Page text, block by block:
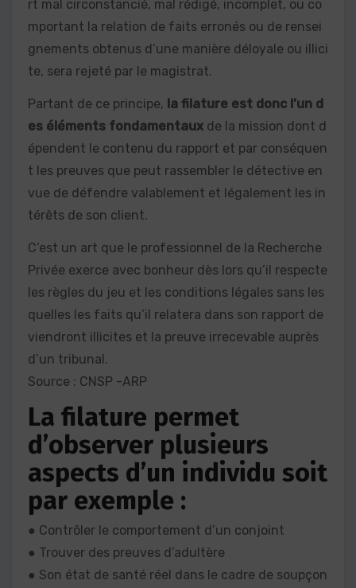
rt mal circonstancié, mal rédigé, incomplet, ou co
mportant la relation de faits erronés ou de rensei
gnements obtenus d’une manière déloyale ou illici
te, sera rejeté par le magistrat.
Partant de ce principe, la filature est donc l’un d
es éléments fondamentaux de la mission dont d
épendent le contenu du rapport et par conséquen
t les preuves que peut rassembler le détective en
vue de défendre valablement et légalement les in
térêts de son client.
C’est un art que le professionnel de la Recherche
Privée exerce avec bonheur dès lors qu’il respecte
les règles du jeu et les conditions légales sans les
quelles les faits qu’il relatera dans son rapport de
viendront illicites et la preuve irrecevable auprès
d’un tribunal.
Source : CNSP -ARP
La filature permet
d’observer plusieurs
aspects d’un individu soit
par exemple :
● Contrôler le comportement d’un conjoint
● Trouver des preuves d’adultère
● Son état de santé réel dans le cadre de soupçon